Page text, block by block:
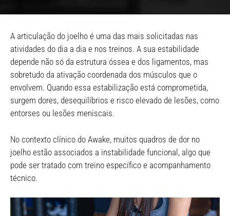
A articulação do joelho é uma das mais solicitadas nas
atividades do dia a dia e nos treinos. A sua estabilidade
depende não só da estrutura óssea e dos ligamentos, mas
sobretudo da ativação coordenada dos músculos que o
envolvem. Quando essa estabilização está comprometida,
surgem dores, desequilíbrios e risco elevado de lesões, como
entorses ou lesões meniscais.
No contexto clínico do Awake, muitos quadros de dor no
joelho estão associados a instabilidade funcional, algo que
pode ser tratado com treino específico e acompanhamento
técnico.